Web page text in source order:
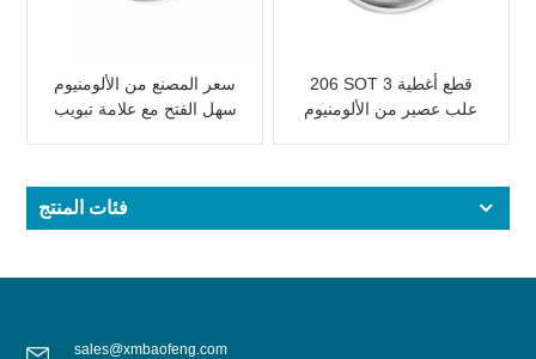
سعر المصنع من الألومنيوم
سهل الفتح مع علامة تبويب
206 SOT 3 قطع أغطية
علب عصير من الألومنيوم
فئات المنتج
sales@xmbaofeng.com